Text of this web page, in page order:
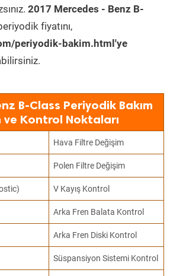
2017 Mercedes - Benz B-
fiyatını,
periyodik-bakim.html'ye
B-Class Periyodik Bakım
ve Kontrol Noktaları
Hava Filtre Değişim
Polen Filtre Değişim
V Kayış Kontrol
Arka Fren Balata Kontrol
Arka Fren Diski Kontrol
Süspansiyon Sistemi Kontrol